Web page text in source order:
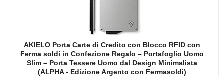
AKIELO Porta Carte di Credito con Blocco RFID con
Ferma soldi in Confezione Regalo – Portafoglio Uomo
Slim – Porta Tessere Uomo dal Design Minimalista
(ALPHA - Edizione Argento con Fermasoldi)